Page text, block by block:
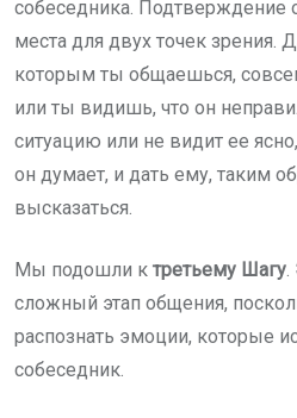
собеседника. Подтверждение
места для двух точек зрения.
которым ты общаешься,
или ты видишь, что он
ситуацию или не видит ее
он думает, и дать ему, таким
высказаться.
Мы подошли к третьему Шагу
сложный этап общения,
распознать эмоции, которые
собеседник.